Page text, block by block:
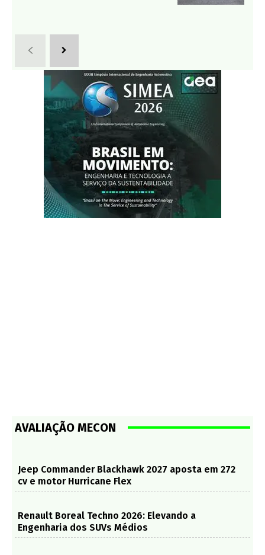
AVALIAÇÃO MECON
Jeep Commander Blackhawk 2027 aposta em 272
cv e motor Hurricane Flex
Renault Boreal Techno 2026: Elevando a
Engenharia dos SUVs Médios